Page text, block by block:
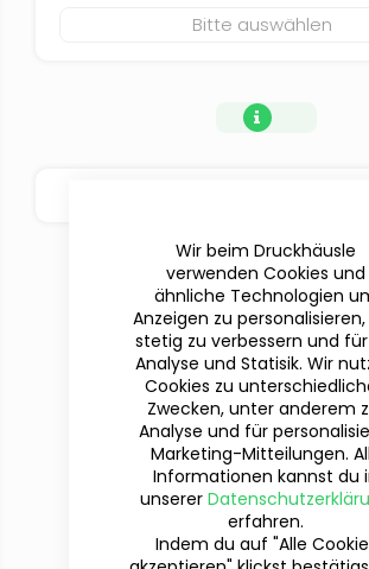
Bitte auswählen
Du hast Fragen?
Wir sind für
Wir beim Druckhäusle
verwenden Cookies und
ähnliche Technologien
Anzeigen zu personalisieren,
stetig zu verbessern und
Analyse und Statisik. Wir
Cookies zu
Zwecken, unter anderem
Analyse und für
Marketing-Mitteilungen.
Informationen kannst du
unserer
erfahren.
Indem du auf "Alle